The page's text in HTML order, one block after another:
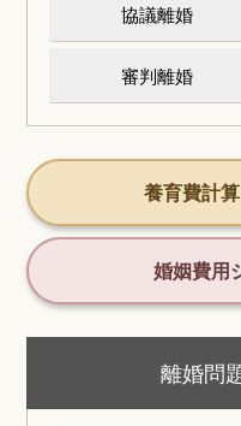
協議離婚
審判離婚
養育費計
婚姻費用
離婚問